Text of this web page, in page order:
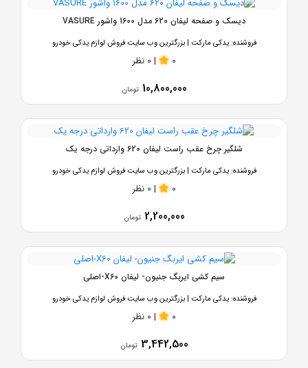
دیسک و صفحه لیفان 620 مدل 1600 واشور VASURE
فروشنده: یدکی مارکت | بزرگترین وب سایت فروش لوازم یدکی خودرو
0
| 0 نظر
10,800,000 تومان
شلگیر چرخ عقب راست لیفان 620 وارداتی درجه یک
فروشنده: یدکی مارکت | بزرگترین وب سایت فروش لوازم یدکی خودرو
0
| 0 نظر
2,200,000 تومان
سیم کشی ایربگ جنیون- لیفان X60-اصلی
فروشنده: یدکی مارکت | بزرگترین وب سایت فروش لوازم یدکی خودرو
0
| 0 نظر
3,442,500 تومان